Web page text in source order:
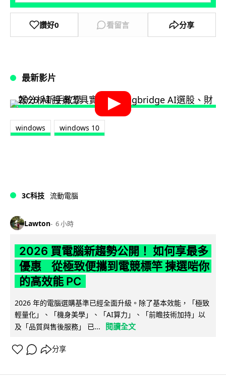
讚好0 看留言 分享
最新影片
windows windows 10
3C科技 流動電腦
Lawton 6 小時
2026 買電腦新趨勢公開！ 如何享最多
優惠 從極致便攜到電競標竿 揀選啱你
的高效能 PC
2026 年的電腦選購基準已經全面升級。除了基本效能，「極致
輕量化」、「機身美學」、「AI算力」、「前瞻技術加持」以
及「品質與售後服務」 已...
閱讀全文
分享